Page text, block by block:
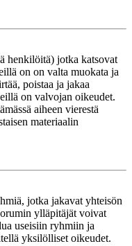
henkilöitä) jotka katsovat
on on valta muokata ja
poistaa ja jakaa
on valvojan oikeudet.
aiheen vierestä
materiaalin
jotka jakavat yhteisön
ylläpitäjät voivat
useisiin ryhmiin ja
yksilölliset oikeudet.